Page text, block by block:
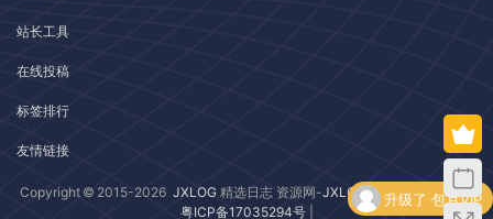
站长工具
在线投稿
标签排行
友情链接
Copyright © 2015-2026 JXLOG 精选日志 资源网-JXLOG.COM| 版权所有 |
粤ICP备17035294号|
升级了 包月VIP